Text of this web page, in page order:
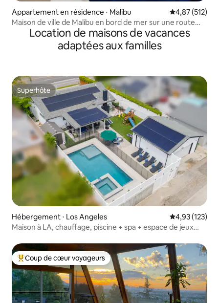
Appartement en résidence ⋅ Malibu Évaluation
4,87 (512)
Maison de ville de Malibu en bord de mer sur une route
calmeLocation de maisons de vacances
adaptées aux familles
Superhôte
Superhôte
Hébergement ⋅ Los Angeles Évaluation
4,93 (123)
Maison à LA, chauffage, piscine + spa + espace de jeux
Coups de cœur voyageurs les plus appréciés
Coup de cœur voyageurs